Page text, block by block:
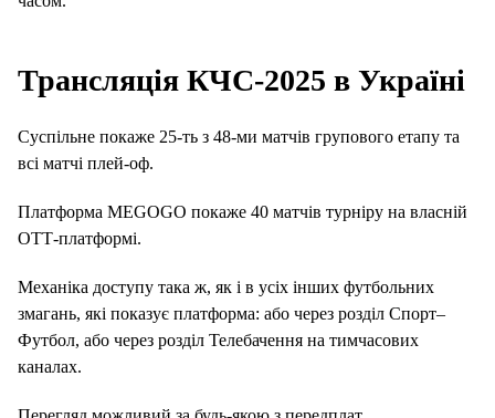
Трансляція КЧС-2025 в Україні
Суспільне покаже 25-ть з 48-ми матчів групового етапу та
всі матчі плей-оф.
Платформа MEGOGO покаже 40 матчів турніру на власній
ОТТ-платформі.
Механіка доступу така ж, як і в усіх інших футбольних
змагань, які показує платформа: або через розділ Спорт–
Футбол, або через розділ Телебачення на тимчасових
каналах.